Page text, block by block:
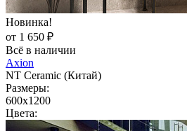
Новинка!
от 1 650 ₽
Всё в наличии
Axion
NT Ceramic (Китай)
Размеры:
600x1200
Цвета: